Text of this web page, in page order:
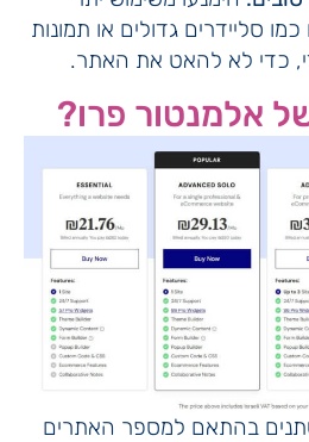
סליידרים גדולים או תמונות
כדי לא להאט את האתר.
אלמנטור פרו?
בהתאם למספר האתרים